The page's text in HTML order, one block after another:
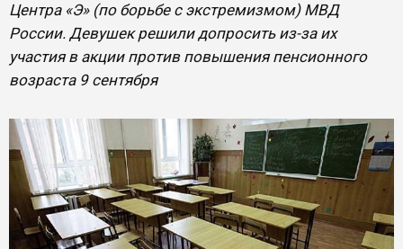
Центра «Э» (по борьбе с экстремизмом) МВД
России. Девушек решили допросить из-за их
участия в акции против повышения пенсионного
возраста 9 сентября